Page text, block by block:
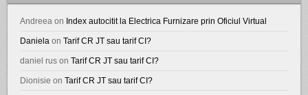
Andreea on Index autocitit la Electrica Furnizare prin Oficiul Virtual
Daniela onTarif CR JT sau tarif CI?
daniel rus onTarif CR JT sau tarif CI?
Dionisie onTarif CR JT sau tarif CI?